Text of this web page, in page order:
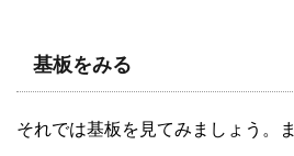
基板をみる
それでは基板を見てみましょう。